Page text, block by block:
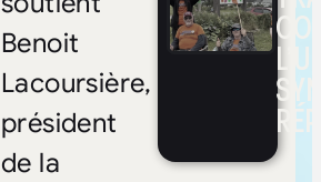
Benoit
Lacoursière,
président
de la